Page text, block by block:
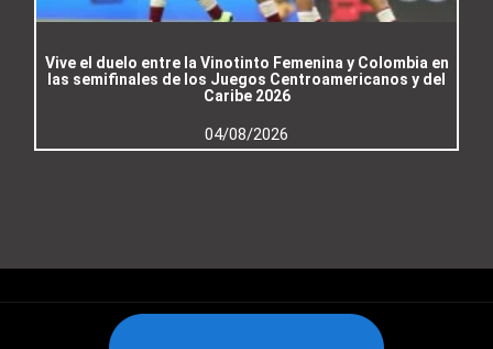
Vive el duelo entre la Vinotinto Femenina y Colombia en
las semifinales de los Juegos Centroamericanos y del
Caribe 2026
04/08/2026